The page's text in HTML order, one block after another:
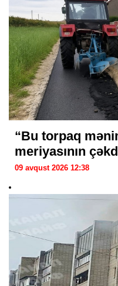
“Bu torpaq
meriyasının
09 avqust 2026 12:38